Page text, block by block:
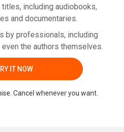
including audiobooks,
and documentaries.
by professionals, including
the authors themselves.
IT NOW
Cancel whenever you want.